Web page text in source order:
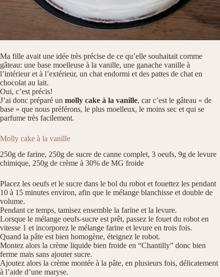
Ma fille avait une idée très précise de ce qu’elle souhaitait comme
gâteau: une base moelleuse à la vanille, une ganache vanille à
l’intérieur et à l’extérieur, un chat endormi et des pattes de chat en
chocolat au lait.
Oui, c’est précis!
J’ai donc préparé un molly cake à la vanille, car c’est le gâteau « de
base » que nous préférons, le plus moelleux, le moins sec et qui se
parfume très facilement.
Molly cake à la vanille
250g de farine, 250g de sucre de canne complet, 3 oeufs, 9g de levure
chimique, 250g de crème à 30% de MG froide
Placez les oeufs et le sucre dans le bol du robot et fouettez les pendant
10 à 15 minutes environ, afin que le mélange blanchisse et double de
volume.
Pendant ce temps, tamisez ensemble la farine et la levure.
Lorsque le mélange oeufs-sucre est prêt, passez le fouet du robot en
vitesse 1 et incorporez le mélange farine et levure en trois fois.
Quand la pâte est bien homogène, éteignez le robot.
Montez alors la crème liquide bien froide en “Chantilly” donc bien
ferme mais sans ajouter sucre.
Ajoutez alors la crème montée à la pâte, en plusieurs fois, délicatement
à l’aide d’une maryse.